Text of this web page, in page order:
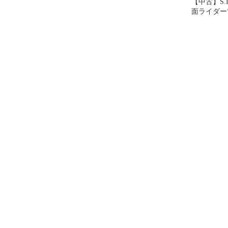
【中古】
面ライダー